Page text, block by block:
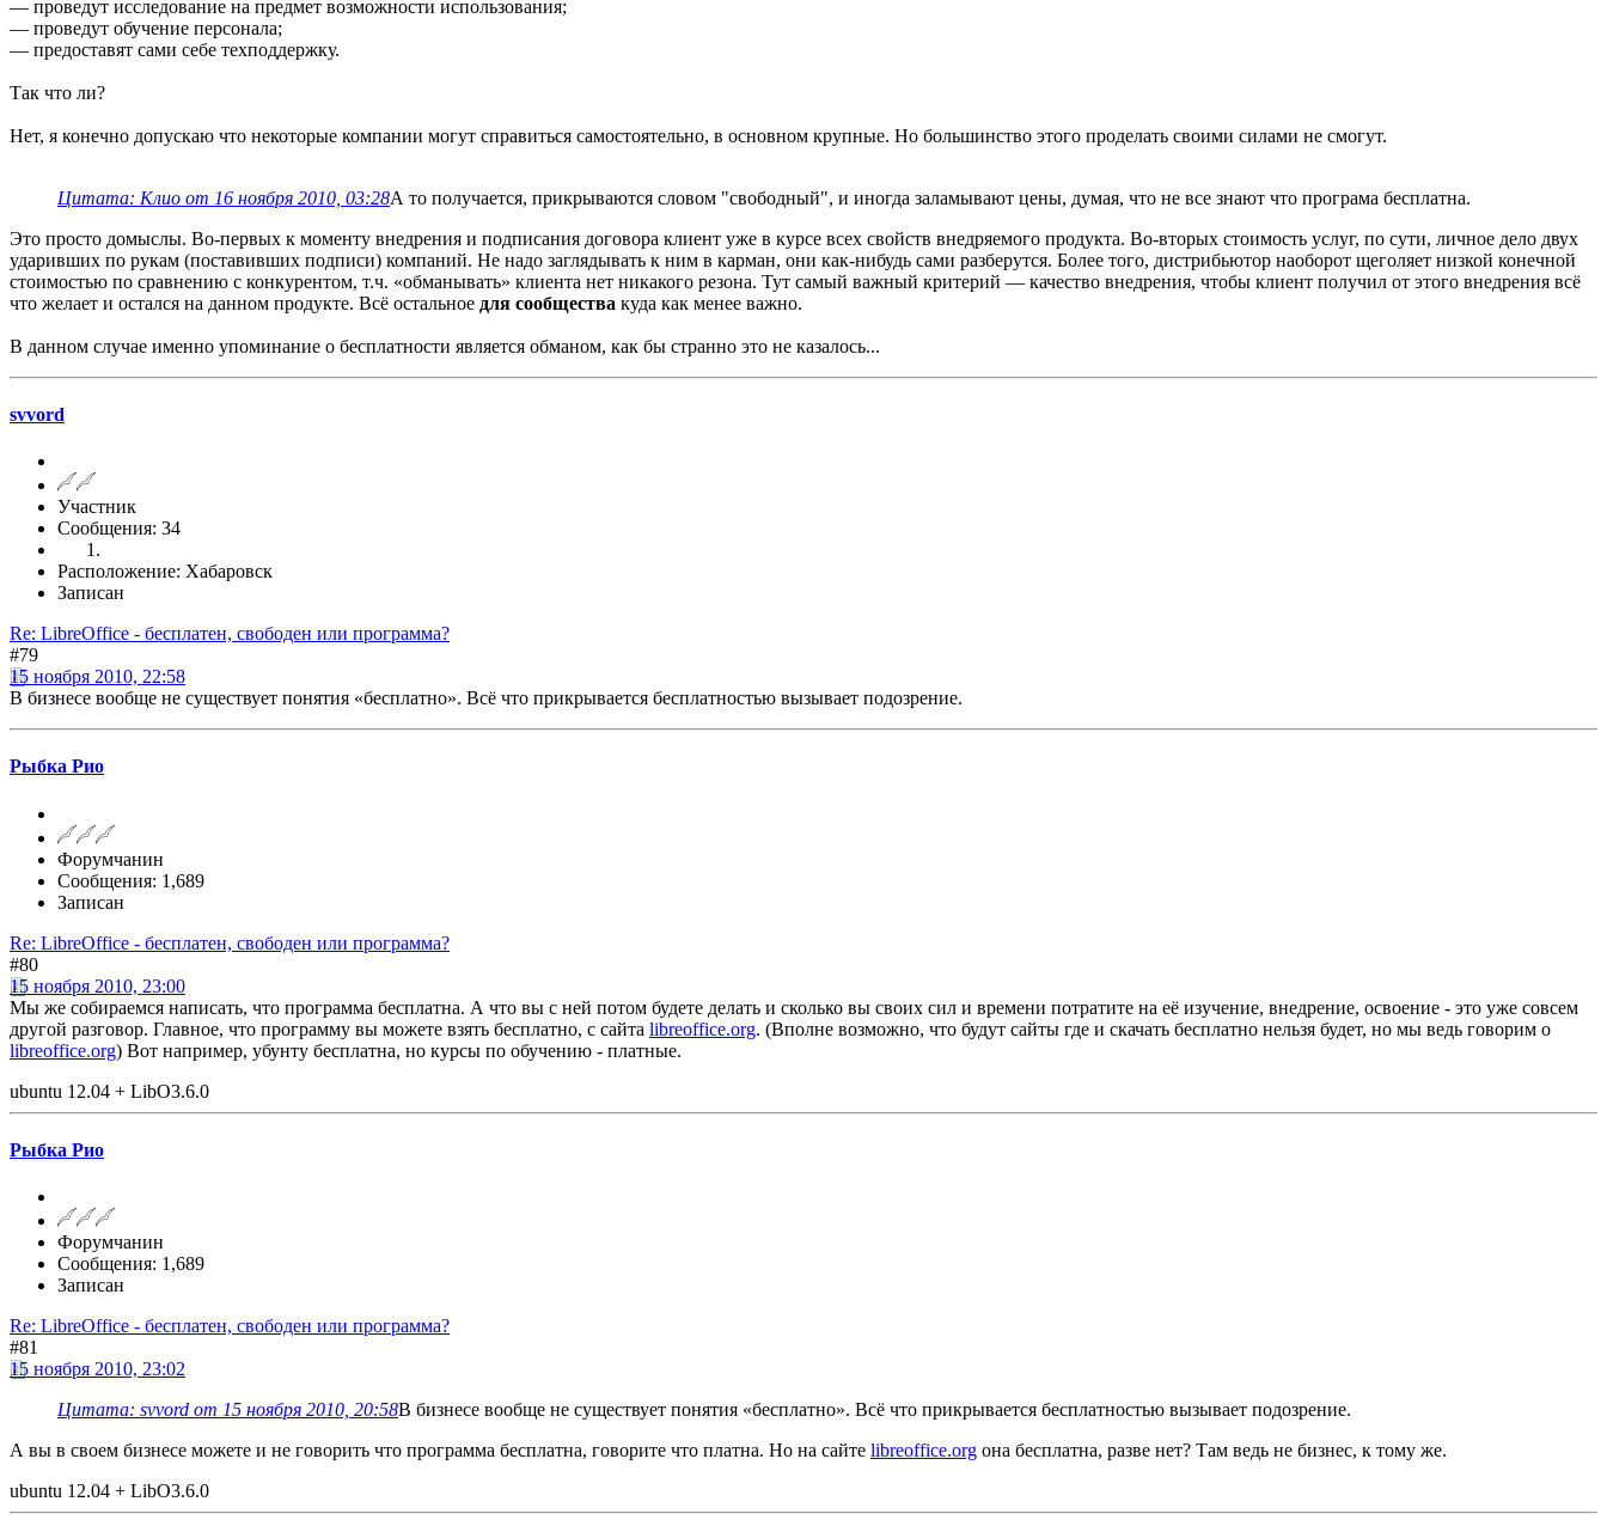
— проведут исследование на предмет возможности использования;
— проведут обучение персонала;
— предоставят сами себе техподдержку.
Так что ли?
Нет, я конечно допускаю что некоторые компании могут справиться самостоятельно, в основном крупные. Но большинство этого проделать своими силами не смогут.
Цитата: Клио от 16 ноября 2010, 03:28А то получается, прикрываются словом "свободный", и иногда заламывают цены, думая, что не все знают что програма бесплатна.
Это просто домыслы. Во-первых к моменту внедрения и подписания договора клиент уже в курсе всех свойств внедряемого продукта. Во-вторых стоимость услуг, по сути, личное дело двух
ударивших по рукам (поставивших подписи) компаний. Не надо заглядывать к ним в карман, они как-нибудь сами разберутся. Более того, дистрибьютор наоборот щеголяет низкой конечной
стоимостью по сравнению с конкурентом, т.ч. «обманывать» клиента нет никакого резона. Тут самый важный критерий — качество внедрения, чтобы клиент получил от этого внедрения всё
что желает и остался на данном продукте. Всё остальное для сообщества куда как менее важно.
В данном случае именно упоминание о бесплатности является обманом, как бы странно это не казалось...
svvord
Участник
Сообщения: 34
Расположение: Хабаровск
Записан
Re: LibreOffice - бесплатен, свободен или программа?
#79
15 ноября 2010, 22:58
В бизнесе вообще не существует понятия «бесплатно». Всё что прикрывается бесплатностью вызывает подозрение.
Рыбка Рио
Форумчанин
Сообщения: 1,689
Записан
Re: LibreOffice - бесплатен, свободен или программа?
#80
15 ноября 2010, 23:00
Мы же собираемся написать, что программа бесплатна. А что вы с ней потом будете делать и сколько вы своих сил и времени потратите на её изучение, внедрение, освоение - это уже совсем
другой разговор. Главное, что программу вы можете взять бесплатно, с сайта libreoffice.org. (Вполне возможно, что будут сайты где и скачать бесплатно нельзя будет, но мы ведь говорим о
libreoffice.org) Вот например, убунту бесплатна, но курсы по обучению - платные.
ubuntu 12.04 + LibO3.6.0
Рыбка Рио
Форумчанин
Сообщения: 1,689
Записан
Re: LibreOffice - бесплатен, свободен или программа?
#81
15 ноября 2010, 23:02
Цитата: svvord от 15 ноября 2010, 20:58В бизнесе вообще не существует понятия «бесплатно». Всё что прикрывается бесплатностью вызывает подозрение.
А вы в своем бизнесе можете и не говорить что программа бесплатна, говорите что платна. Но на сайте libreoffice.org она бесплатна, разве нет? Там ведь не бизнес, к тому же.
ubuntu 12.04 + LibO3.6.0